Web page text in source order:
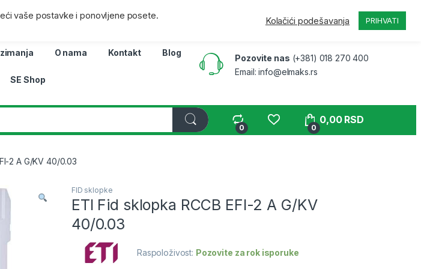
Lokacija Moj nalog
O nama Kontakt Blog
SE Shop
Pozovite nas (+381) 018 270 400
Email: info@elmaks.rs
0 0
0,00 RSD
2 A G/KV 40/0.03
FID sklopke
ETI Fid sklopka RCCB EFI-2 A G/KV
40/0.03
Raspoloživost: Pozovite za rok isporuke
vaše postavke i ponovljene posete.
Kolačići podešavanja PRIHVATI